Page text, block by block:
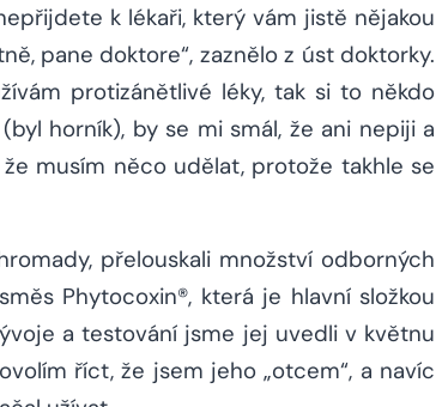
k lékaři, který vám jistě nějakou
pane doktore“, zaznělo z úst doktorky.
protizánětlivé léky, tak si to někdo
horník), by se mi smál, že ani nepiji a
musím něco udělat, protože takhle se
přelouskali množství odborných
Phytocoxin®, která je hlavní složkou
a testování jsme jej uvedli v květnu
říct, že jsem jeho „otcem“, a navíc